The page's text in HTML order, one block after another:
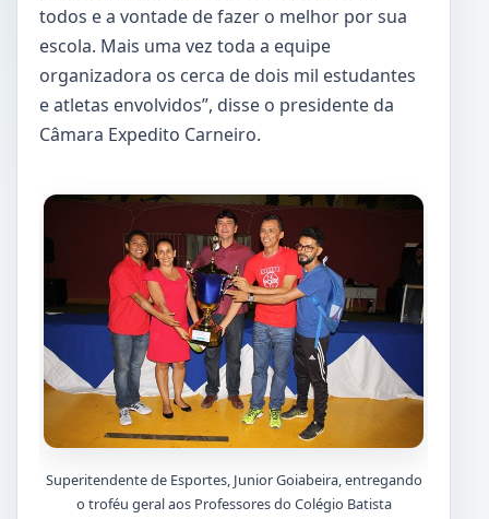
todos e a vontade de fazer o melhor por sua
escola. Mais uma vez toda a equipe
organizadora os cerca de dois mil estudantes
e atletas envolvidos”, disse o presidente da
Câmara Expedito Carneiro.
Superitendente de Esportes, Junior Goiabeira, entregando
o troféu geral aos Professores do Colégio Batista